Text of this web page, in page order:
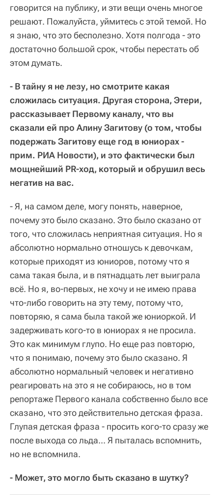
говорится на публику, и эти вещи очень многое
решают. Пожалуйста, уймитесь с этой темой. Но
я знаю, что это бесполезно. Хотя полгода - это
достаточно большой срок, чтобы перестать об
этом думать.
- В тайну я не лезу, но смотрите какая
сложилась ситуация. Другая сторона, Этери,
рассказывает Первому каналу, что вы
сказали ей про Алину Загитову (о том, чтобы
подержать Загитову еще год в юниорах -
прим. РИА Новости), и это фактически был
мощнейший PR-ход, который и обрушил весь
негатив на вас.
- Я, на самом деле, могу понять, наверное,
почему это было сказано. Это было сказано от
того, что сложилась неприятная ситуация. Но я
абсолютно нормально отношусь к девочкам,
которые приходят из юниоров, потому что я
сама такая была, и в пятнадцать лет выиграла
всё. Но я, во-первых, не хочу и не имею права
что-либо говорить на эту тему, потому что,
повторяю, я сама была такой же юниоркой. И
задерживать кого-то в юниорах я не просила.
Это как минимум глупо. Но еще раз повторю,
что я понимаю, почему это было сказано. Я
абсолютно нормальный человек и негативно
реагировать на это я не собираюсь, но в том
репортаже Первого канала собственно было все
сказано, что это действительно детская фраза.
Глупая детская фраза - просить кого-то сразу же
после выхода со льда... Я пыталась вспомнить,
но не вспомнила.
- Может, это могло быть сказано в шутку?